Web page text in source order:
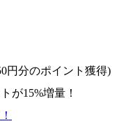
円分のポイント獲得)
が15%増量！